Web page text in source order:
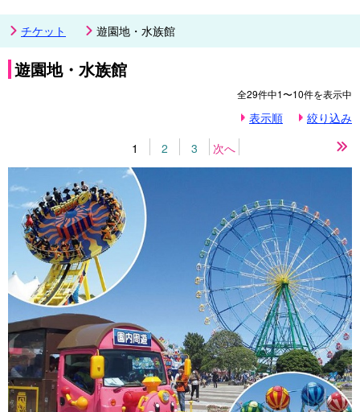
チケット 遊園地・水族館
遊園地・水族館
全29件中1〜10件を表示中
表示順
絞り込み
1
2 3 次へ
後